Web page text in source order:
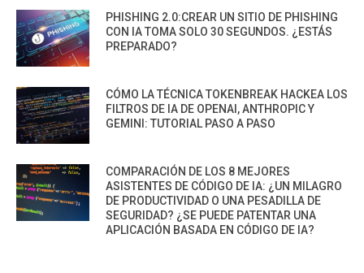
PHISHING 2.0:CREAR UN SITIO DE PHISHING
CON IA TOMA SOLO 30 SEGUNDOS. ¿ESTÁS
PREPARADO?
CÓMO LA TÉCNICA TOKENBREAK HACKEA LOS
FILTROS DE IA DE OPENAI, ANTHROPIC Y
GEMINI: TUTORIAL PASO A PASO
COMPARACIÓN DE LOS 8 MEJORES
ASISTENTES DE CÓDIGO DE IA: ¿UN MILAGRO
DE PRODUCTIVIDAD O UNA PESADILLA DE
SEGURIDAD? ¿SE PUEDE PATENTAR UNA
APLICACIÓN BASADA EN CÓDIGO DE IA?